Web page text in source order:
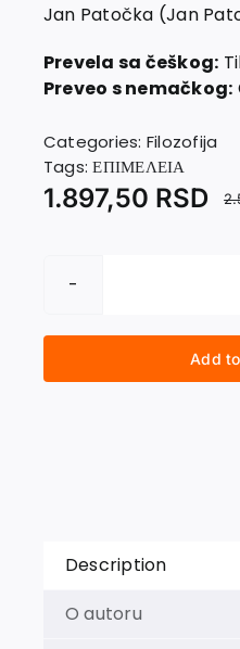
Contact
Jan Patočka (Jan
Prevela sa češkog:
Preveo s nemačkog:
Categories: Filozofija
Tags:ΕΠΙΜΕΛΕΙΑ
1.897,50 RSD
Add
Description
O autoru